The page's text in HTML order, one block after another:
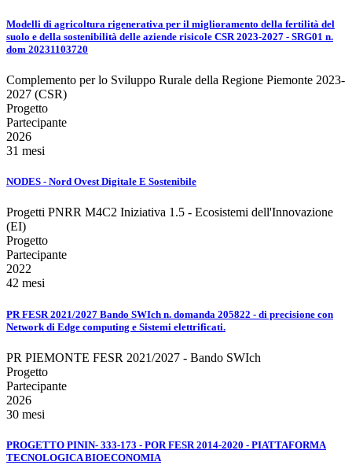
Modelli di agricoltura rigenerativa per il miglioramento della fertilità del
suolo e della sostenibilità delle aziende risicole CSR 2023-2027 - SRG01 n.
dom 20231103720
Complemento per lo Sviluppo Rurale della Regione Piemonte 2023-
2027 (CSR)
Progetto
Partecipante
2026
31 mesi
NODES - Nord Ovest Digitale E Sostenibile
Progetti PNRR M4C2 Iniziativa 1.5 - Ecosistemi dell'Innovazione
(EI)
Progetto
Partecipante
2022
42 mesi
PR FESR 2021/2027 Bando SWIch n. domanda 205822 - di precisione con
Network di Edge computing e Sistemi elettrificati.
PR PIEMONTE FESR 2021/2027 - Bando SWIch
Progetto
Partecipante
2026
30 mesi
PROGETTO PININ- 333-173 - POR FESR 2014-2020 - PIATTAFORMA
TECNOLOGICA BIOECONOMIA